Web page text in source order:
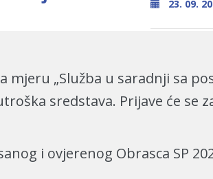
23. 09.
mjeru „Služba u saradnji sa
sredstava. Prijave će se
i ovjerenog Obrasca SP